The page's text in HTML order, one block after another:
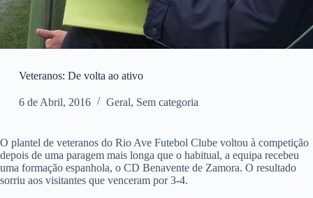
Veteranos: De volta ao ativo
6 de Abril, 2016 Geral, Sem categoria
O plantel de veteranos do Rio Ave Futebol Clube voltou à competição
depois de uma paragem mais longa que o habitual, a equipa recebeu
uma formação espanhola, o CD Benavente de Zamora. O resultado
sorriu aos visitantes que venceram por 3-4.